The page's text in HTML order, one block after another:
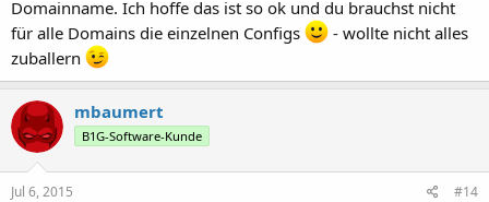
Domainname. Ich hoffe das ist so ok und du brauchst nicht
für alle Domains die einzelnen Configs
- wollte nicht alles
zuballern
mbaumert
B1G-Software-Kunde
Jul 6, 2015 #14